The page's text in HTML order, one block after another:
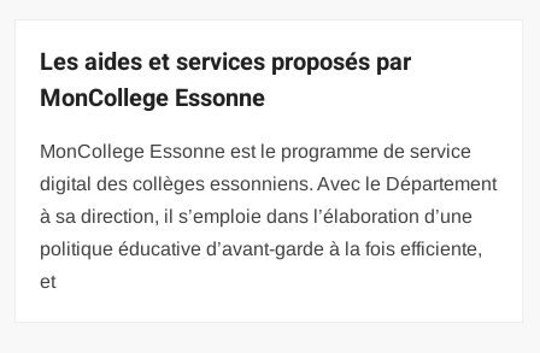
Les aides et services proposés par
MonCollege Essonne
MonCollege Essonne est le programme de service
digital des collèges essonniens. Avec le Département
à sa direction, il s’emploie dans l’élaboration d’une
politique éducative d’avant-garde à la fois efficiente,
et